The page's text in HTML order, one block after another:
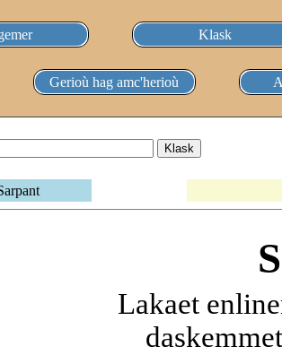
Klask
Gerioù hag amc'herioù
Lakaet